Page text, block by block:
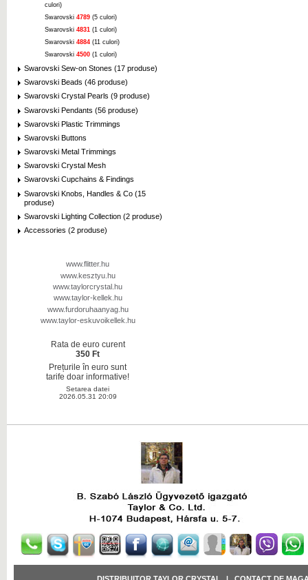
culori)
Swarovski 4789 (5 culori)
Swarovski 4831 (1 culori)
Swarovski 4884 (11 culori)
Swarovski 4500 (1 culori)
Swarovski Sew-on Stones (17 produse)
Swarovski Beads (46 produse)
Swarovski Crystal Pearls (9 produse)
Swarovski Pendants (56 produse)
Swarovski Plastic Trimmings
Swarovski Buttons
Swarovski Metal Trimmings
Swarovski Crystal Mesh
Swarovski Cupchains & Findings
Swarovski Knobs, Handles & Co (15
produse)
Swarovski Lighting Collection (2 produse)
Accessories (2 produse)
www.flitter.hu
www.kesztyu.hu
www.taylorcrystal.hu
www.taylor-kellek.hu
www.furdoruhaanyag.hu
www.taylor-eskuvoikellek.hu
Rata de euro curent
350 Ft
Prețurile în euro sunt
tarife doar informative!
Setarea datei
2026.05.31 20:09